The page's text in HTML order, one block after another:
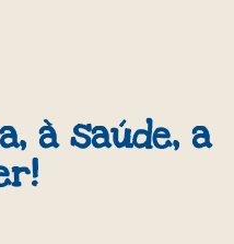
à saúde, a